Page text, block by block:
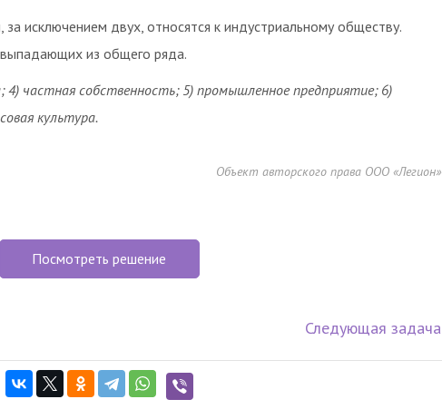
исключением двух, относятся к индустриальному обществу.
из общего ряда.
; 4) частная собственность; 5) промышленное предприятие; 6)
культура.
Объект авторского права ООО «Легион»
Посмотреть решение
Следующая задача